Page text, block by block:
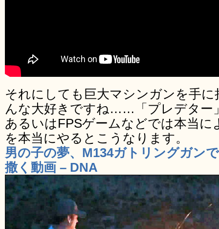
それにしても巨大マシンガンを手
んな大好きですね……「プレデター
あるいはFPSゲームなどでは本当
を本当にやるとこうなります。
男の子の夢、M134ガトリングガン
撒く動画 – DNA